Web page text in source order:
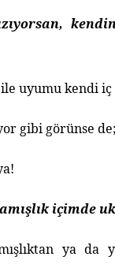
uyumu kendi
gibi görünse
içimde
ya